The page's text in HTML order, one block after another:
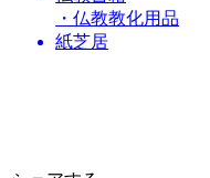
・仏教教化用品
紙芝居